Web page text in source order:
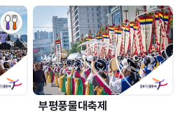
부평풍물대축제